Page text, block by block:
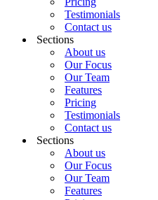
Testimonials
Contact us
Sections
About us
Our Focus
Our Team
Features
Pricing
Testimonials
Contact us
Sections
About us
Our Focus
Our Team
Features